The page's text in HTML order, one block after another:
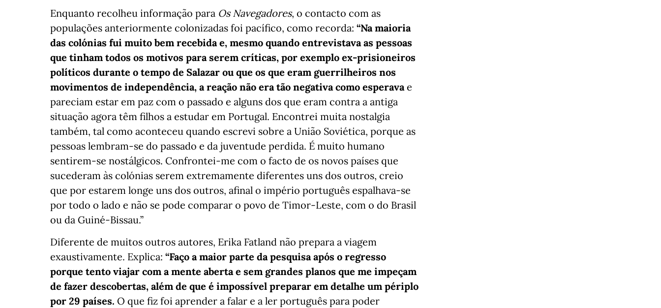
Enquanto recolheu informação para Os Navegadores, o contacto com as
populações anteriormente colonizadas foi pacífico, como recorda: “Na maioria
das colónias fui muito bem recebida e, mesmo quando entrevistava as pessoas
que tinham todos os motivos para serem críticas, por exemplo ex-prisioneiros
políticos durante o tempo de Salazar ou que os que eram guerrilheiros nos
movimentos de independência, a reação não era tão negativa como esperavae
pareciam estar em paz com o passado e alguns dos que eram contra a antiga
situação agora têm filhos a estudar em Portugal. Encontrei muita nostalgia
também, tal como aconteceu quando escrevi sobre a União Soviética, porque as
pessoas lembram-se do passado e da juventude perdida. É muito humano
sentirem-se nostálgicos. Confrontei-me com o facto de os novos países que
sucederam às colónias serem extremamente diferentes uns dos outros, creio
que por estarem longe uns dos outros, afinal o império português espalhava-se
por todo o lado e não se pode comparar o povo de Timor-Leste, com o do Brasil
ou da Guiné-Bissau.”
Diferente de muitos outros autores, Erika Fatland não prepara a viagem
exaustivamente. Explica: “Faço a maior parte da pesquisa após o regresso
porque tento viajar com a mente aberta e sem grandes planos que me impeçam
de fazer descobertas, além de que é impossível preparar em detalhe um périplo
por 29 países. O que fiz foi aprender a falar e a ler português para poder